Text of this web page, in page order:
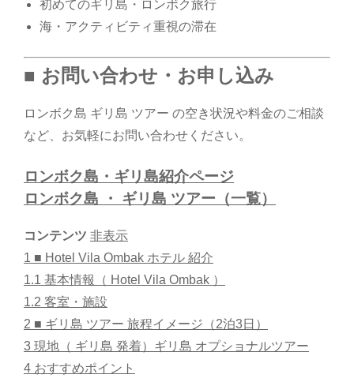
初めてのギリ島・ロンボク旅行
海・アクティビティ重視の滞在
■ お問い合わせ・お申し込み
ロンボク島 ギリ島 ツアー の空き状況や料金のご相談
など、お気軽にお問い合わせください。
ロンボク島・ギリ島紹介ページ
ロンボク島 ・ ギリ島 ツアー（一覧）
コンテンツ 非表示
1 ■ Hotel Vila Ombak ホテル 紹介
1.1 基本情報（ Hotel Vila Ombak ）
1.2 客室・施設
2 ■ ギリ島 ツアー 旅程イメージ（2泊3日）
3 現地（ ギリ島 発着）ギリ島 オプショナルツアー
4 おすすめポイント